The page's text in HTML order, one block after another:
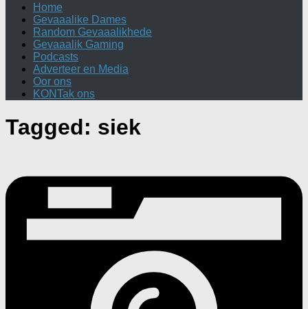
Home
Gevaaalike Dames
Random Gevaaalikhede
Gevaaalik Gaming
Podcasts
Adverteer en Media
Oor ons
KONTak ons
Tagged: siek